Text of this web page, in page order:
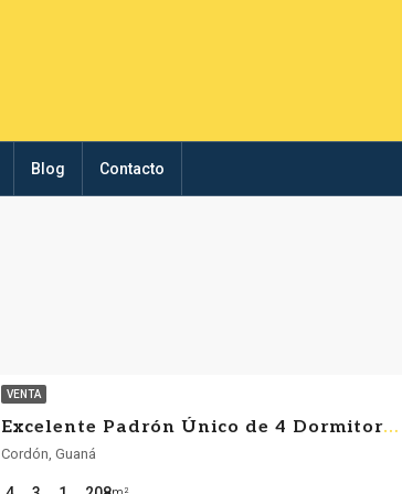
Blog Contacto
VENTA
Excelente Padrón Único de 4 Dormitorios con Balcón – Garaje y Azotea
Cordón, Guaná